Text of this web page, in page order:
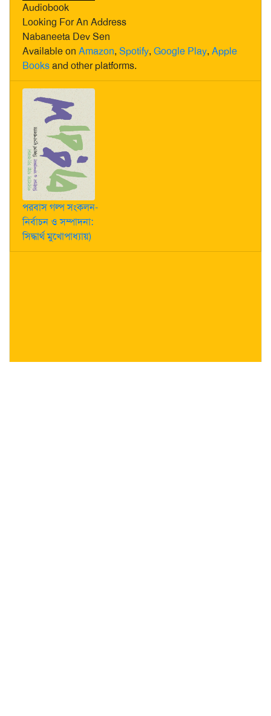
Audiobook
Looking For An Address
Nabaneeta Dev Sen
Available on Amazon, Spotify, Google Play, Apple
Booksand other platforms.
পরবাস গল্প সংকলন-
নির্বাচন ও সম্পাদনা:
সিদ্ধার্থ মুখোপাধ্যায়)